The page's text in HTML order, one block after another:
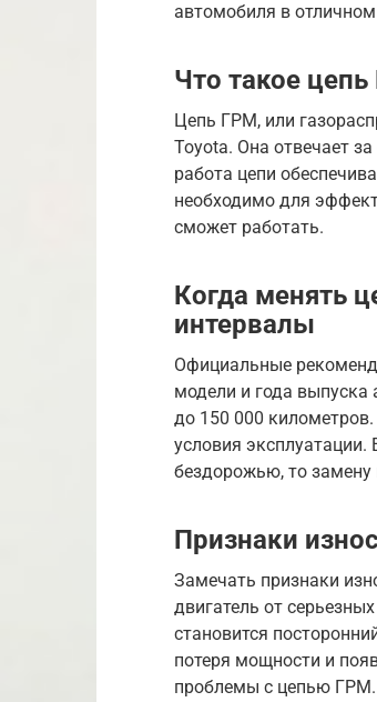
автомобиля в
Что такое
Цепь ГРМ, или
Toyota. Она отвечает
работа цепи
необходимо для
сможет работать.
Когда менять
интервалы
Официальные
модели и года выпуска
до 150 000
условия
бездорожью, то замену
Признаки
Замечать признаки
двигатель от
становится
потеря мощности и
проблемы с цепью ГРМ.